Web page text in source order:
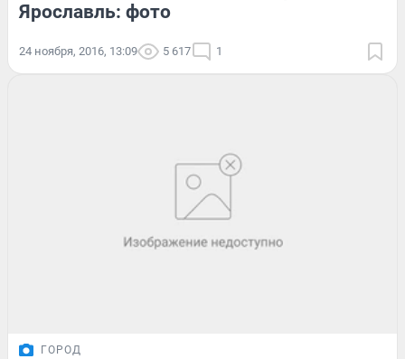
Ярославль: фото
24 ноября, 2016, 13:09 5 617 1
ГОРОД